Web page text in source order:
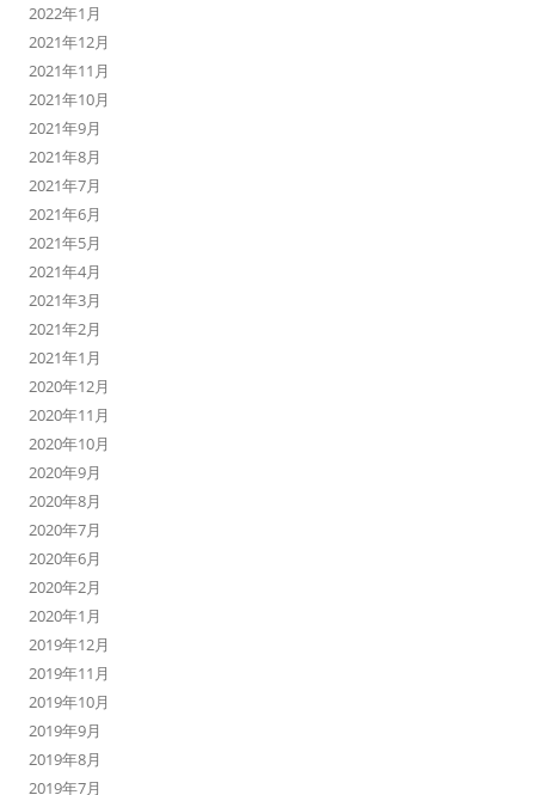
2022年1月
2021年12月
2021年11月
2021年10月
2021年9月
2021年8月
2021年7月
2021年6月
2021年5月
2021年4月
2021年3月
2021年2月
2021年1月
2020年12月
2020年11月
2020年10月
2020年9月
2020年8月
2020年7月
2020年6月
2020年2月
2020年1月
2019年12月
2019年11月
2019年10月
2019年9月
2019年8月
2019年7月